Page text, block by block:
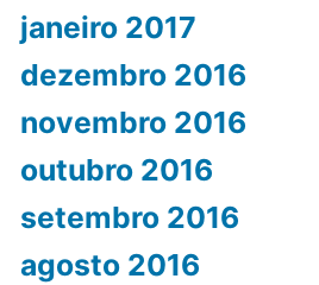
janeiro 2017
dezembro 2016
novembro 2016
outubro 2016
setembro 2016
agosto 2016